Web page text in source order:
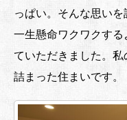
っぱい。そんな思いを
一生懸命ワクワクす
ていただきました。
詰まった住まいです。